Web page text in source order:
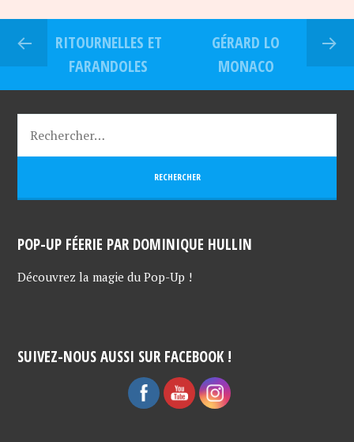
RITOURNELLES ET
FARANDOLES
GÉRARD LO
MONACO
POP-UP FÉERIE PAR DOMINIQUE HULLIN
Découvrez la magie du Pop-Up !
SUIVEZ-NOUS AUSSI SUR FACEBOOK !